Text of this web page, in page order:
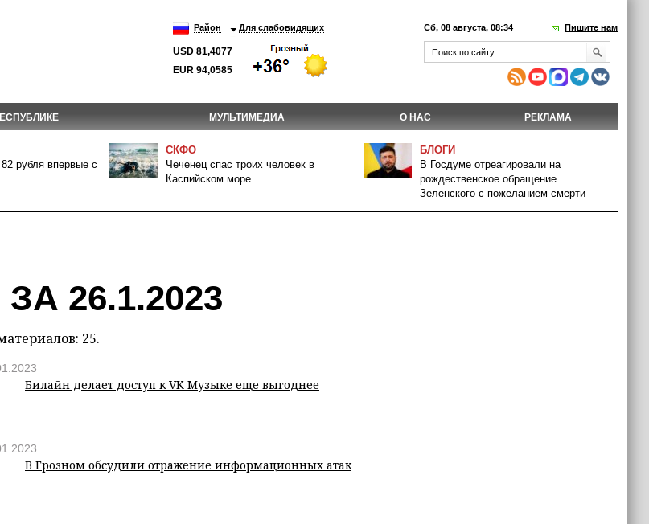
Район Для слабовидящих
USD 81,4077
EUR 94,0585
Сб, 08 августа, 08:34 Пишите нам
МУЛЬТИМЕДИА О НАС РЕКЛАМА
рубля впервые с
СКФО
Чеченец спас троих человек в
Каспийском море
БЛОГИ
В Госдуме отреагировали на
рождественское обращение
Зеленского с пожеланием смерти
26.1.2023
25.
Билайн делает доступ к VK Музыке еще выгоднее
В Грозном обсудили отражение информационных атак